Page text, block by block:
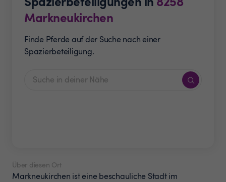
Markneukirchen
Finde Pferde auf der Suche nach einer
Spazierbeteiligung.
Über diesen Ort
Markneukirchen ist eine beschauliche Stadt im